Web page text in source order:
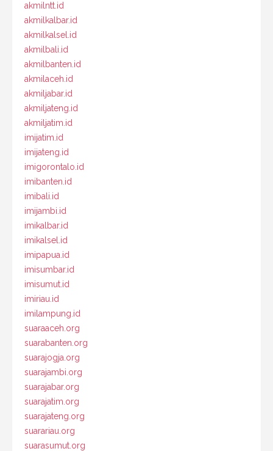
akmilntt.id
akmilkalbar.id
akmilkalsel.id
akmilbali.id
akmilbanten.id
akmilaceh.id
akmiljabar.id
akmiljateng.id
akmiljatim.id
imijatim.id
imijateng.id
imigorontalo.id
imibanten.id
imibali.id
imijambi.id
imikalbar.id
imikalsel.id
imipapua.id
imisumbar.id
imisumut.id
imiriau.id
imilampung.id
suaraaceh.org
suarabanten.org
suarajogja.org
suarajambi.org
suarajabar.org
suarajatim.org
suarajateng.org
suarariau.org
suarasumut.org